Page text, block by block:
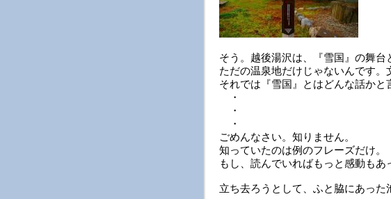
そう。越後湯沢は、『雪国』の舞台
ただの温泉地だけじゃないんです。
それでは『雪国』とはどんな話か
・
・
・
ごめんなさい。知りません。
知っていたのは例のフレーズだけ。
もし、読んでいればもっと感動もあ
立ち去ろうとして、ふと脇にあった